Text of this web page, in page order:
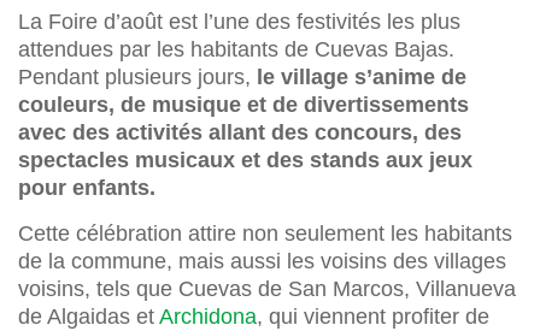
La Foire d’août est l’une des festivités les plus
attendues par les habitants de Cuevas Bajas.
Pendant plusieurs jours, le village s’anime de
couleurs, de musique et de divertissements
avec des activités allant des concours, des
spectacles musicaux et des stands aux jeux
pour enfants.
Cette célébration attire non seulement les habitants
de la commune, mais aussi les voisins des villages
voisins, tels que Cuevas de San Marcos, Villanueva
de Algaidas et Archidona, qui viennent profiter de